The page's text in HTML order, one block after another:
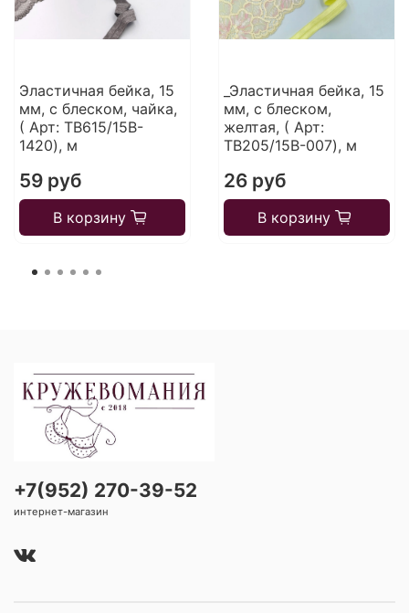
Эластичная бейка, 15
мм, с блеском, чайка,
( Арт: TB615/15B-
1420), м
59 руб
В корзину
_Эластичная бейка, 15
мм, с блеском,
желтая, ( Арт:
TB205/15B-007), м
26 руб
В корзину
+7(952) 270-39-52
интернет-магазин